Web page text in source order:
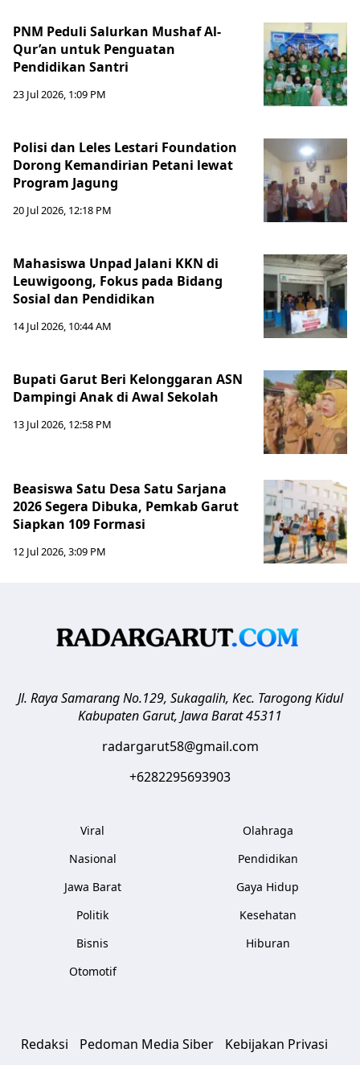
PNM Peduli Salurkan Mushaf Al-
Qur’an untuk Penguatan
Pendidikan Santri
23 Jul 2026, 1:09 PM
Polisi dan Leles Lestari Foundation
Dorong Kemandirian Petani lewat
Program Jagung
20 Jul 2026, 12:18 PM
Mahasiswa Unpad Jalani KKN di
Leuwigoong, Fokus pada Bidang
Sosial dan Pendidikan
14 Jul 2026, 10:44 AM
Bupati Garut Beri Kelonggaran ASN
Dampingi Anak di Awal Sekolah
13 Jul 2026, 12:58 PM
Beasiswa Satu Desa Satu Sarjana
2026 Segera Dibuka, Pemkab Garut
Siapkan 109 Formasi
12 Jul 2026, 3:09 PM
Jl. Raya Samarang No.129, Sukagalih, Kec. Tarogong Kidul
Kabupaten Garut, Jawa Barat45311
radargarut58@gmail.com
+6282295693903
Viral
Nasional
Jawa Barat
Politik
Bisnis
Otomotif
Olahraga
Pendidikan
Gaya Hidup
Kesehatan
Hiburan
Redaksi Pedoman Media Siber
Kebijakan Privasi